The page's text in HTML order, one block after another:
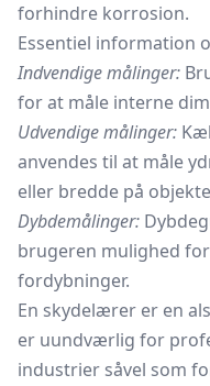
forhindre korrosion.
Essentiel information
Indvendige målinger:
for at måle interne
Udvendige målinger:
anvendes til at måle
eller bredde på
Dybdemålinger:
brugeren mulighed
fordybninger.
En skydelærer er en
er uundværlig for
industrier såvel som